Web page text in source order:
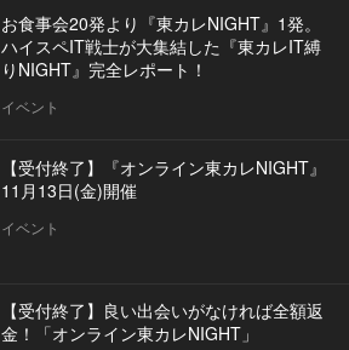
お食事会20発より『東カレNIGHT』1発。
ハイスペIT戦士が大集結した『東カレIT縛
りNIGHT』完全レポート！
イベント
【受付終了】『オンライン東カレNIGHT』
11月13日(金)開催
イベント
【受付終了】良い出会いがなければ全額返
金！「オンライン東カレNIGHT」